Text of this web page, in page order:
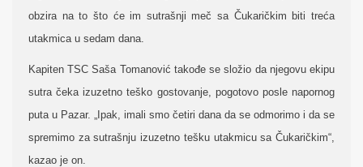
obzira na to što će im sutrašnji meč sa Čukaričkim biti treća
utakmica u sedam dana.
Kapiten TSC Saša Tomanović takođe se složio da njegovu ekipu
sutra čeka izuzetno teško gostovanje, pogotovo posle napornog
puta u Pazar. „Ipak, imali smo četiri dana da se odmorimo i da se
spremimo za sutrašnju izuzetno tešku utakmicu sa Čukaričkim“,
kazao je on.